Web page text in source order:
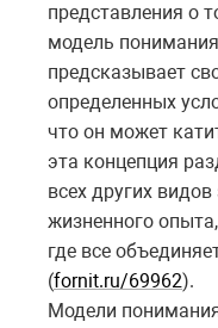
представления о
модель
предсказывает
определенных
что он может
эта концепция
всех других
жизненного
где все
(fornit.ru/69962).
Модели